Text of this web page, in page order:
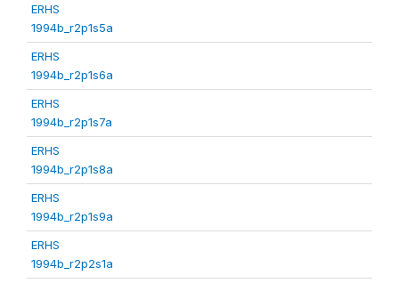
ERHS
1994b_r2p1s5a
ERHS
1994b_r2p1s6a
ERHS
1994b_r2p1s7a
ERHS
1994b_r2p1s8a
ERHS
1994b_r2p1s9a
ERHS
1994b_r2p2s1a